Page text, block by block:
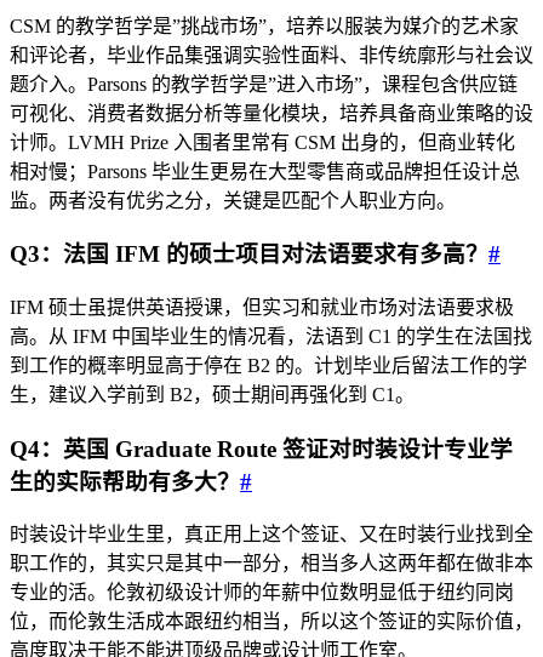
CSM 的教学哲学是”挑战市场”，培养以服装为媒介的艺术家
和评论者，毕业作品集强调实验性面料、非传统廓形与社会议
题介入。Parsons 的教学哲学是”进入市场”，课程包含供应链
可视化、消费者数据分析等量化模块，培养具备商业策略的设
计师。LVMH Prize 入围者里常有 CSM 出身的，但商业转化
相对慢；Parsons 毕业生更易在大型零售商或品牌担任设计总
监。两者没有优劣之分，关键是匹配个人职业方向。
Q3：法国 IFM 的硕士项目对法语要求有多高？ #
IFM 硕士虽提供英语授课，但实习和就业市场对法语要求极
高。从 IFM 中国毕业生的情况看，法语到 C1 的学生在法国找
到工作的概率明显高于停在 B2 的。计划毕业后留法工作的学
生，建议入学前到 B2，硕士期间再强化到 C1。
Q4：英国 Graduate Route 签证对时装设计专业学
生的实际帮助有多大？ #
时装设计毕业生里，真正用上这个签证、又在时装行业找到全
职工作的，其实只是其中一部分，相当多人这两年都在做非本
专业的活。伦敦初级设计师的年薪中位数明显低于纽约同岗
位，而伦敦生活成本跟纽约相当，所以这个签证的实际价值，
高度取决于能不能进顶级品牌或设计师工作室。